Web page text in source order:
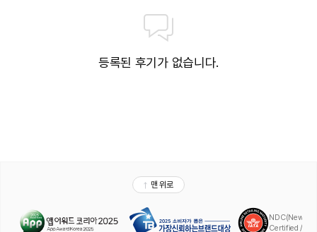
등록된 후기가 없습니다.